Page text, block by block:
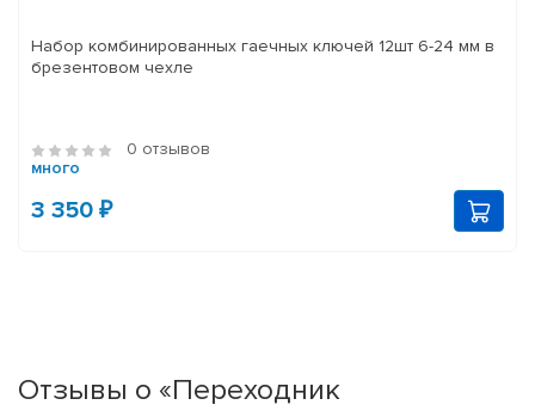
Набор комбинированных гаечных ключей 12шт 6-24 мм в
брезентовом чехле
0 отзывов
много
3 350 ₽
Отзывы о «Переходник